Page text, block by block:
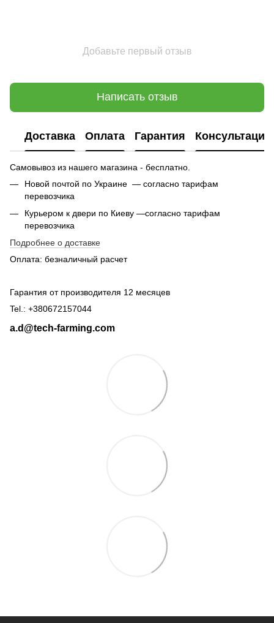
Добавьте первый отзыв
Написать отзыв
Доставка Оплата Гарантия Консультация
Самовывоз из нашего магазина - бесплатно.
Новой почтой по Украине — согласно тарифам
перевозчика
Курьером к двери по Киеву —согласно тарифам
перевозчика
Подробнее о доставке
Оплата: безналичный расчет
Гарантия от производителя 12 месяцев
Tel.: +380672157044
a.d@tech-farming.com